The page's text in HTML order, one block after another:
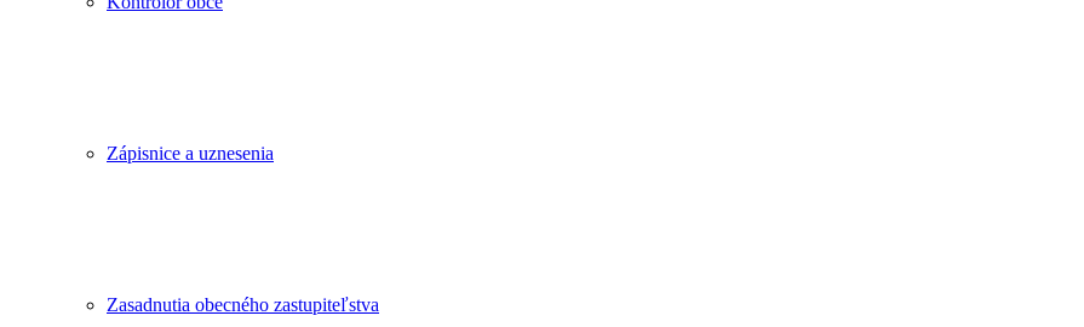
Zápisnice a uznesenia
Zasadnutia obecného zastupiteľstva